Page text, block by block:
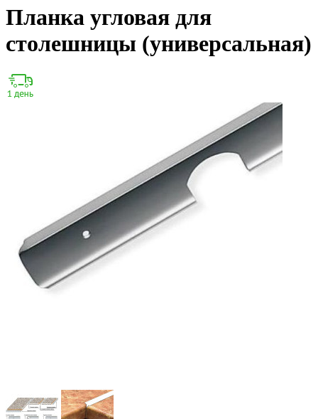
Планка угловая для
столешницы (универсальная)